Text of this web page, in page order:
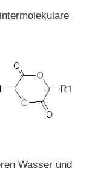
Wasser und